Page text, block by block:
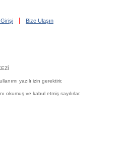
Bize Ulaşın
yazılı izin gerektirir.
okumuş ve kabul etmiş sayılırlar.